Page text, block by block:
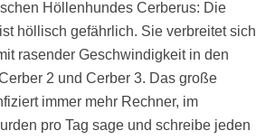
Höllenhundes Cerberus: Die
höllisch gefährlich. Sie verbreitet sich
rasender Geschwindigkeit in den
2 und Cerber 3. Das große
immer mehr Rechner, im
pro Tag sage und schreibe jeden